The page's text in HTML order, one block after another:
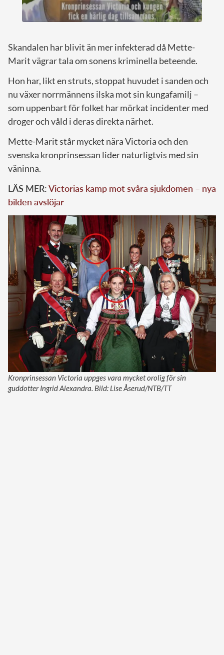
Skandalen har blivit än mer infekterad då Mette-
Marit vägrar tala om sonens kriminella beteende.
Hon har, likt en struts, stoppat huvudet i sanden och
nu växer norrmännens ilska mot sin kungafamilj –
som uppenbart för folket har mörkat incidenter med
droger och våld i deras direkta närhet.
Mette-Marit står mycket nära Victoria och den
svenska kronprinsessan lider naturligtvis med sin
väninna.
LÄS MER:Victorias kamp mot svåra sjukdomen – nya
bilden avslöjar
Kronprinsessan Victoria uppges vara mycket orolig för sin
guddotter Ingrid Alexandra. Bild: Lise Åserud/NTB/TT